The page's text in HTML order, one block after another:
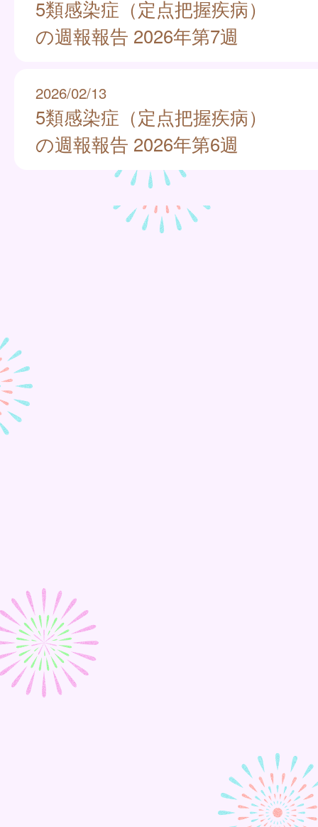
5類感染症（定点把握疾病）
の週報報告 2026年第7週
2026/02/13
5類感染症（定点把握疾病）
の週報報告 2026年第6週